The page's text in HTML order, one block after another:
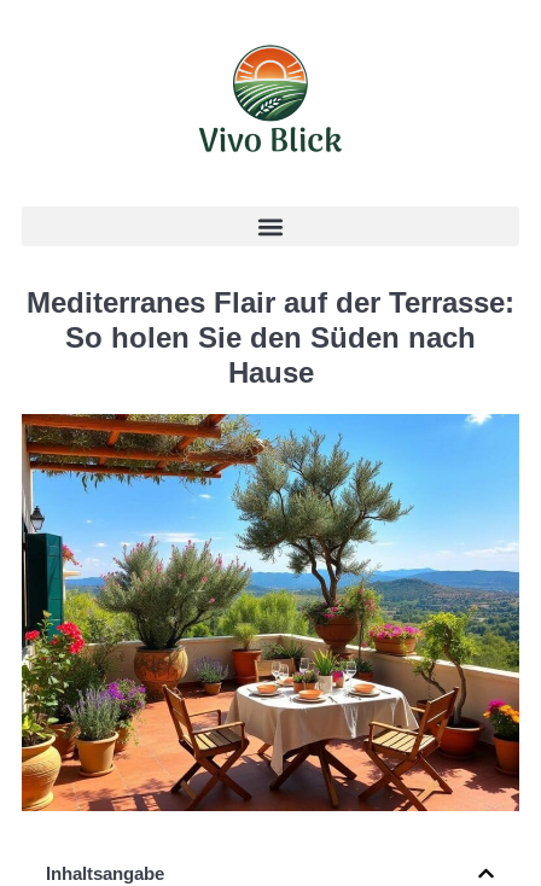
Mediterranes Flair auf der Terrasse:
So holen Sie den Süden nach
Hause
Inhaltsangabe